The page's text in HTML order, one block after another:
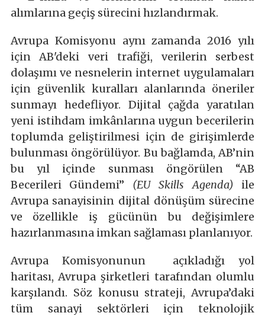
alımlarına geçiş sürecini hızlandırmak.
Avrupa Komisyonu aynı zamanda 2016 yılı
için AB'deki veri trafiği, verilerin serbest
dolaşımı ve nesnelerin internet uygulamaları
için güvenlik kuralları alanlarında öneriler
sunmayı hedefliyor. Dijital çağda yaratılan
yeni istihdam imkânlarına uygun becerilerin
toplumda geliştirilmesi için de girişimlerde
bulunması öngörülüyor. Bu bağlamda, AB’nin
bu yıl içinde sunması öngörülen “AB
Becerileri Gündemi” (EU Skills Agenda) ile
Avrupa sanayisinin dijital dönüşüm sürecine
ve özellikle iş gücünün bu değişimlere
hazırlanmasına imkan sağlaması planlanıyor.
Avrupa Komisyonunun açıkladığı yol
haritası, Avrupa şirketleri tarafından olumlu
karşılandı. Söz konusu strateji, Avrupa’daki
tüm sanayi sektörleri için teknolojik